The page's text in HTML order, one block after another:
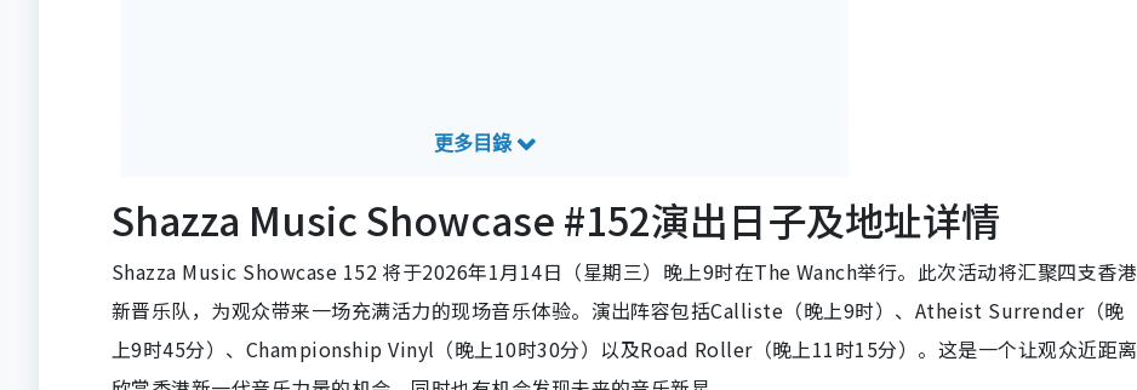
Shazza Music Showcase #152演出日子及地址详情
Shazza Music Showcase 152 将于2026年1月14日（星期三）晚上9时在The Wanch举行。此次活动将汇聚四支香港
新晋乐队，为观众带来一场充满活力的现场音乐体验。演出阵容包括Calliste（晚上9时）、Atheist Surrender（晚
上9时45分）、Championship Vinyl（晚上10时30分）以及Road Roller（晚上11时15分）。这是一个让观众近距离